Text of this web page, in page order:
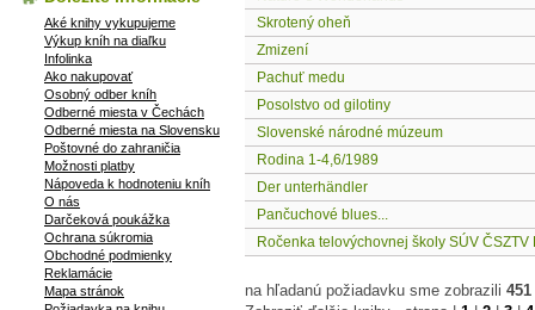
Skrotený oheň
Zmizení
Pachuť medu
Posolstvo od gilotiny
Slovenské národné múzeum
Rodina 1-4,6/1989
Der unterhändler
Pančuchové blues...
Ročenka telovýchovnej školy SÚV
na hľadanú požiadavku sme zobrazili
Aké knihy vykupujeme
Výkup kníh na diaľku
Infolinka
Ako nakupovať
Osobný odber kníh
Odberné miesta v Čechách
Odberné miesta na Slovensku
Poštovné do zahraničia
Možnosti platby
Nápoveda k hodnoteniu kníh
O nás
Darčeková poukážka
Ochrana súkromia
Obchodné podmienky
Reklamácie
Mapa stránok